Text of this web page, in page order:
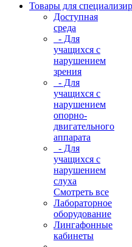
Товары для
Доступная
среда
- Для
учащихся с
нарушением
зрения
- Для
учащихся с
нарушением
опорно-
двигательного
аппарата
- Для
учащихся с
нарушением
слуха
Смотреть все
Лабораторное
оборудование
Лингафонные
кабинеты